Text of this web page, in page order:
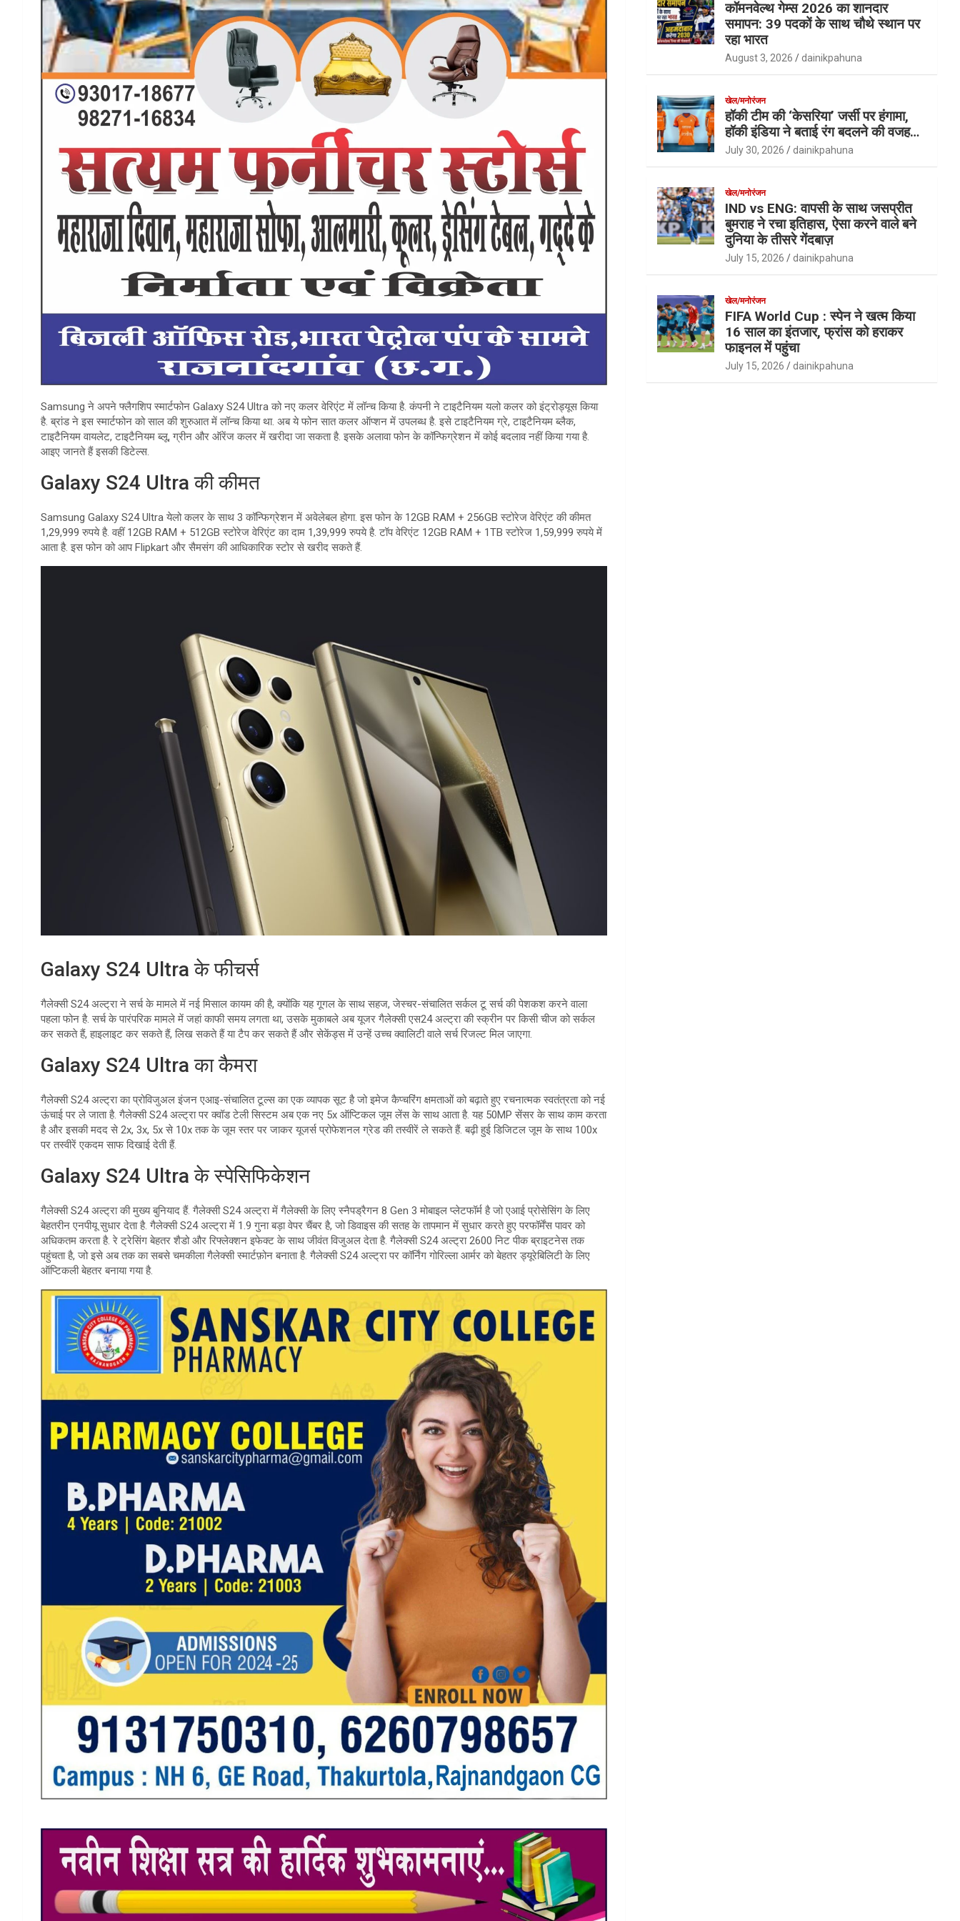
Samsung ने अपने फ्लैगशिप स्मार्टफोन Galaxy S24 Ultra को नए कलर वेरिएंट में लॉन्च किया है. कंपनी ने टाइटैनियम यलो कलर को इंट्रोड्यूस किया
है. ब्रांड ने इस स्मार्टफोन को साल की शुरुआत में लॉन्च किया था. अब ये फोन सात कलर ऑप्शन में उपलब्ध है. इसे टाइटैनियम ग्रे, टाइटैनियम ब्लैक,
टाइटैनियम वायलेट, टाइटैनियम ब्लू, ग्रीन और ऑरेंज कलर में खरीदा जा सकता है. इसके अलावा फोन के कॉन्फिग्रेशन में कोई बदलाव नहीं किया गया है.
आइए जानते हैं इसकी डिटेल्स.
Galaxy S24 Ultra की कीमत
Samsung Galaxy S24 Ultra येलो कलर के साथ 3 कॉन्फिग्रेशन में अवेलेबल होगा. इस फोन के 12GB RAM + 256GB स्टोरेज वेरिएंट की कीमत
1,29,999 रुपये है. वहीं 12GB RAM + 512GB स्टोरेज वेरिएंट का दाम 1,39,999 रुपये है. टॉप वेरिएंट 12GB RAM + 1TB स्टोरेज 1,59,999 रुपये में
आता है. इस फोन को आप Flipkart और सैमसंग की आधिकारिक स्टोर से खरीद सकते हैं.
Galaxy S24 Ultra के फीचर्स
गैलेक्सी S24 अल्ट्रा ने सर्च के मामले में नई मिसाल कायम की है, क्योंकि यह गूगल के साथ सहज, जेस्चर-संचालित सर्कल टू सर्च की पेशकश करने वाला
पहला फोन है. सर्च के पारंपरिक मामले में जहां काफी समय लगता था, उसके मुकाबले अब यूजर गैलेक्सी एस24 अल्ट्रा की स्क्रीन पर किसी चीज को सर्कल
कर सकते हैं, हाइलाइट कर सकते हैं, लिख सकते हैं या टैप कर सकते हैं और सेकेंड्स में उन्हें उच्च क्वालिटी वाले सर्च रिजल्ट मिल जाएगा.
Galaxy S24 Ultra का कैमरा
गैलेक्सी S24 अल्ट्रा का प्रोविजुअल इंजन एआइ-संचालित टूल्स का एक व्यापक सूट है जो इमेज कैप्चरिंग क्षमताओं को बढ़ाते हुए रचनात्मक स्वतंत्रता को नई
ऊंचाई पर ले जाता है. गैलेक्सी S24 अल्ट्रा पर क्वॉड टेली सिस्टम अब एक नए 5x ऑप्टिकल जूम लेंस के साथ आता है. यह 50MP सेंसर के साथ काम करता
है और इसकी मदद से 2x, 3x, 5x से 10x तक के जूम स्तर पर जाकर यूजर्स प्रोफेशनल ग्रेड की तस्वीरें ले सकते हैं. बढ़ी हुई डिजिटल जूम के साथ 100x
पर तस्वीरें एकदम साफ दिखाई देती हैं.
Galaxy S24 Ultra के स्पेसिफिकेशन
गैलेक्सी S24 अल्ट्रा की मुख्य बुनियाद हैं. गैलेक्सी S24 अल्ट्रा में गैलेक्सी के लिए स्नैपड्रैगन 8 Gen 3 मोबाइल प्लेटफॉर्म है जो एआई प्रोसेसिंग के लिए
बेहतरीन एनपीयू सुधार देता है. गैलेक्सी S24 अल्ट्रा में 1.9 गुना बड़ा वेपर चैंबर है, जो डिवाइस की सतह के तापमान में सुधार करते हुए परफॉर्मेंस पावर को
अधिकतम करता है. रे ट्रेसिंग बेहतर शैडो और रिफ्लेक्शन इफेक्ट के साथ जीवंत विजुअल देता है. गैलेक्सी S24 अल्ट्रा 2600 निट पीक ब्राइटनेस तक
पहुंचता है, जो इसे अब तक का सबसे चमकीला गैलेक्सी स्मार्टफ़ोन बनाता है. गैलेक्सी S24 अल्ट्रा पर कॉर्निंग गोरिल्ला आर्मर को बेहतर ड्यूरेबिलिटी के लिए
ऑप्टिकली बेहतर बनाया गया है.
कॉमनवेल्थ गेम्स 2026 का शानदार
समापन: 39 पदकों के साथ चौथे स्थान पर
रहा भारत
August 3, 2026 dainikpahuna
खेल/मनोरंजन
हॉकी टीम की ‘केसरिया’ जर्सी पर हंगामा,
हॉकी इंडिया ने बताई रंग बदलने की वजह…
July 30, 2026 dainikpahuna
खेल/मनोरंजन
IND vs ENG: वापसी के साथ जसप्रीत
बुमराह ने रचा इतिहास, ऐसा करने वाले बने
दुनिया के तीसरे गेंदबाज़
July 15, 2026 dainikpahuna
खेल/मनोरंजन
FIFA World Cup : स्पेन ने खत्म किया
16 साल का इंतजार, फ्रांस को हराकर
फाइनल में पहुंचा
July 15, 2026 dainikpahuna